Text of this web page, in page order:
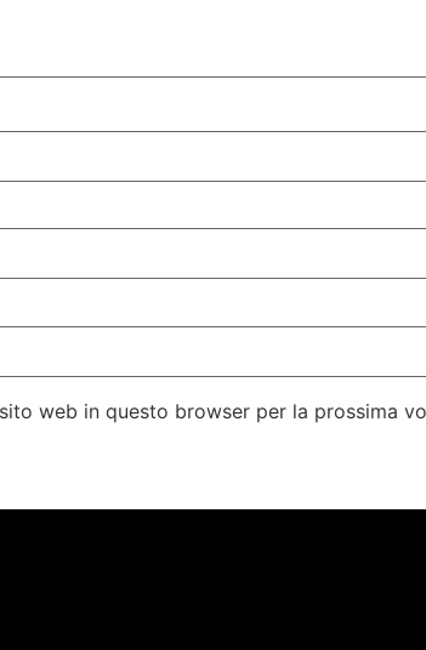
web in questo browser per la prossima